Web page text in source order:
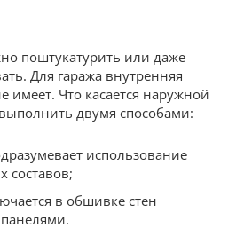
поштукатурить или даже
Для гаража внутренняя
имеет. Что касается наружной
двумя способами:
использование
составов;
в обшивке стен